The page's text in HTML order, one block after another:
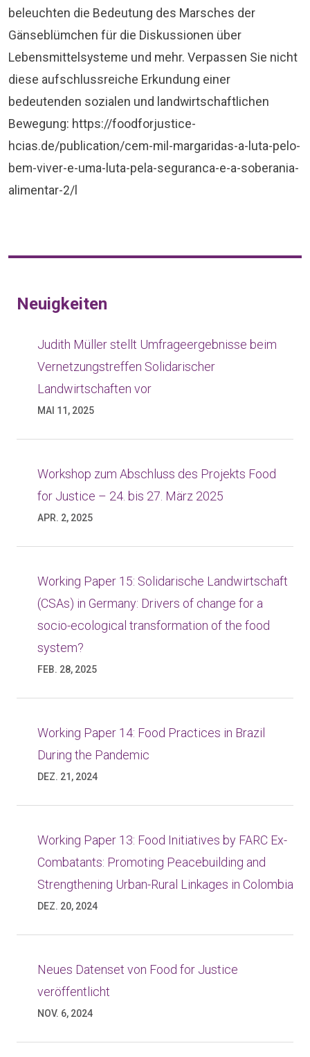
beleuchten die Bedeutung des Marsches der
Gänseblümchen für die Diskussionen über
Lebensmittelsysteme und mehr. Verpassen Sie nicht
diese aufschlussreiche Erkundung einer
bedeutenden sozialen und landwirtschaftlichen
Bewegung: https://foodforjustice-
hcias.de/publication/cem-mil-margaridas-a-luta-pelo-
bem-viver-e-uma-luta-pela-seguranca-e-a-soberania-
alimentar-2/l
Neuigkeiten
Judith Müller stellt Umfrageergebnisse beim
Vernetzungstreffen Solidarischer
Landwirtschaften vor
MAI 11, 2025
Workshop zum Abschluss des Projekts Food
for Justice – 24. bis 27. März 2025
APR. 2, 2025
Working Paper 15: Solidarische Landwirtschaft
(CSAs) in Germany: Drivers of change for a
socio-ecological transformation of the food
system?
FEB. 28, 2025
Working Paper 14: Food Practices in Brazil
During the Pandemic
DEZ. 21, 2024
Working Paper 13: Food Initiatives by FARC Ex-
Combatants: Promoting Peacebuilding and
Strengthening Urban-Rural Linkages in Colombia
DEZ. 20, 2024
Neues Datenset von Food for Justice
veröffentlicht
NOV. 6, 2024